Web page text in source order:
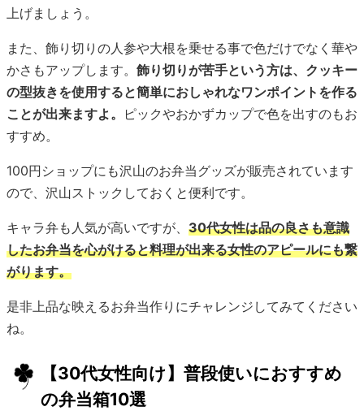
上げましょう。
また、飾り切りの人参や大根を乗せる事で色だけでなく華や
かさもアップします。 飾り切りが苦手という方は、クッキー
の型抜きを使用すると簡単におしゃれなワンポイントを作る
ことが出来ますよ。
ピックやおかずカップで色を出すのもお
すすめ。
100円ショップにも沢山のお弁当グッズが販売されています
ので、沢山ストックしておくと便利です。
キャラ弁も人気が高いですが、 30代女性は品の良さも意識
したお弁当を心がけると料理が出来る女性のアピールにも繋
がります。
是非上品な映えるお弁当作りにチャレンジしてみてください
ね。
【30代女性向け】普段使いにおすすめ
の弁当箱10選